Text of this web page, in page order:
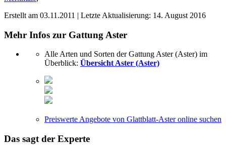
Erstellt am 03.11.2011 | Letzte Aktualisierung: 14. August 2016
Mehr Infos zur Gattung Aster
Alle Arten und Sorten der Gattung Aster (Aster) im
Überblick: Übersicht Aster (Aster)
Preiswerte Angebote von Glattblatt-Aster online suchen
Das sagt der Experte